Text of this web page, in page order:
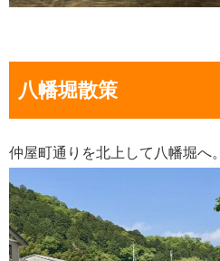
八幡堀散策
仲屋町通りを北上して八幡堀へ。